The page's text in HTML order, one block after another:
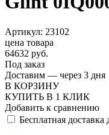
Артикул: 23102
цена товара
64632 руб.
Под заказ
Доставим — через 3 дня
В КОРЗИНУ
КУПИТЬ В 1 КЛИК
Добавить к сравнению
Бесплатная